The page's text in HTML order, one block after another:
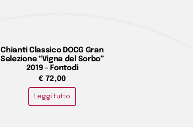
Chianti Classico DOCG Gran
Selezione “Vigna del Sorbo”
2019 – Fontodi
€ 72,00
Leggi tutto